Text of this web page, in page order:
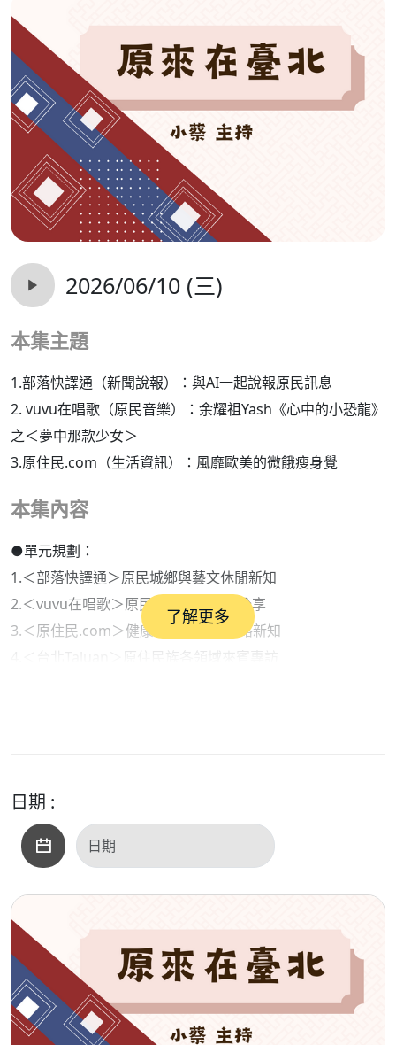
2026/06/10 (三)
本集主題
1.部落快譯通（新聞說報）：與AI一起說報原民訊息
2. vuvu在唱歌（原民音樂）：余耀祖Yash《心中的小恐龍》
之＜夢中那款少女＞
3.原住民.com（生活資訊）：風靡歐美的微餓瘦身覺
本集內容
●單元規劃：
1.＜部落快譯通＞原民城鄉與藝文休閒新知
2.＜vuvu在唱歌＞原民族語原創歌曲分享
3.＜原住民.com＞健康衛生保健與網路新知
3.原住民.com（生活資訊）：風靡歐美的微餓瘦身覺
●本集歌單：
＜開場白＞：在後的必要在前
＜單元一＞：青年之父的呼喚、嘎勒阿勒、你是無比耀眼的
＜單元二＞：夢中那款少女
＜單元三＞：不好瘦、睡夢、愛離開
了解更多
日期 :